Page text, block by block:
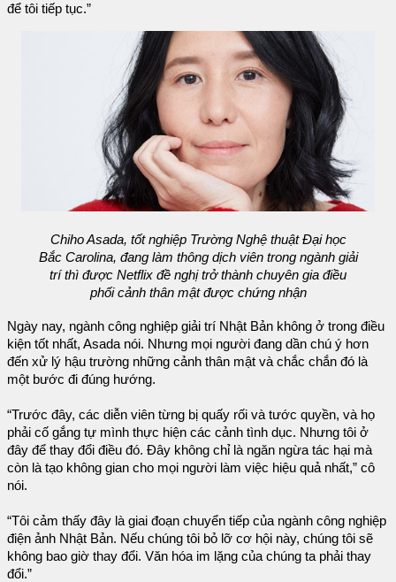
để tôi tiếp tục.”
Chiho Asada, tốt nghiệp Trường Nghệ thuật Đại học
Bắc Carolina, đang làm thông dịch viên trong ngành giải
trí thì được Netflix đề nghị trở thành chuyên gia điều
phối cảnh thân mật được chứng nhận
Ngày nay, ngành công nghiệp giải trí Nhật Bản không ở trong điều
kiện tốt nhất, Asada nói. Nhưng mọi người đang dần chú ý hơn
đến xử lý hậu trường những cảnh thân mật và chắc chắn đó là
một bước đi đúng hướng.
“Trước đây, các diễn viên từng bị quấy rối và tước quyền, và họ
phải cố gắng tự mình thực hiện các cảnh tình dục. Nhưng tôi ở
đây để thay đổi điều đó. Đây không chỉ là ngăn ngừa tác hại mà
còn là tạo không gian cho mọi người làm việc hiệu quả nhất,” cô
nói.
“Tôi cảm thấy đây là giai đoạn chuyển tiếp của ngành công nghiệp
điện ảnh Nhật Bản. Nếu chúng tôi bỏ lỡ cơ hội này, chúng tôi sẽ
không bao giờ thay đổi. Văn hóa im lặng của chúng ta phải thay
đổi.”